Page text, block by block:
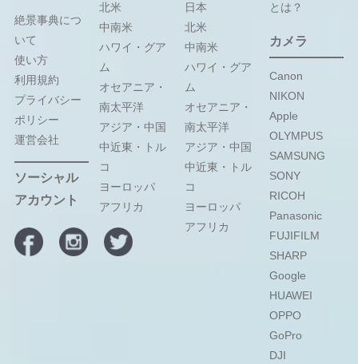
絶景事典につ
いて
使い方
利用規約
プライバシー
ポリシー
運営会社
ソーシャル
アカウント
北米
中南米
ハワイ・グア
ム
オセアニア・
南太平洋
アジア・中国
中近東・トル
コ
ヨーロッパ
アフリカ
日本
北米
中南米
ハワイ・グア
ム
オセアニア・
南太平洋
アジア・中国
中近東・トル
コ
ヨーロッパ
アフリカ
とは？
カメラ
Canon
NIKON
Apple
OLYMPUS
SAMSUNG
SONY
RICOH
Panasonic
FUJIFILM
SHARP
Google
HUAWEI
OPPO
GoPro
DJI